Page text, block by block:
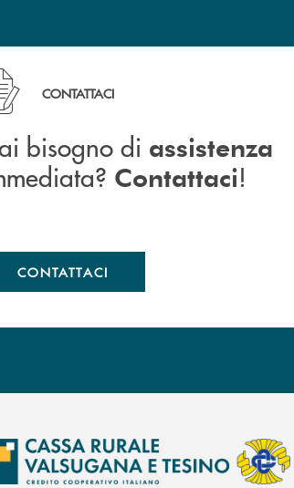
bisogno di assistenza immediata?
CONTATTACI
bisogno di assistenza
Contattaci!
CONTATTACI